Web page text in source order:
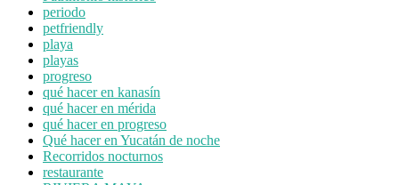
periodo
petfriendly
playa
playas
progreso
qué hacer en kanasín
qué hacer en mérida
qué hacer en progreso
Qué hacer en Yucatán de noche
Recorridos nocturnos
restaurante